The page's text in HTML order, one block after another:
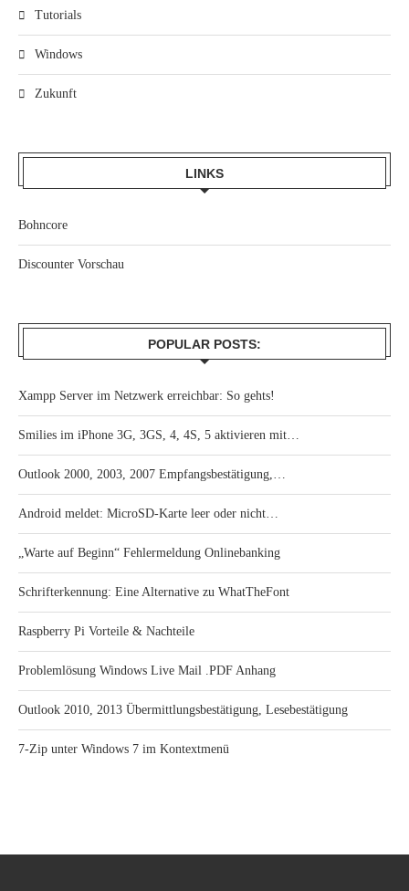
Tutorials
Windows
Zukunft
LINKS
Bohncore
Discounter Vorschau
POPULAR POSTS:
Xampp Server im Netzwerk erreichbar: So gehts!
Smilies im iPhone 3G, 3GS, 4, 4S, 5 aktivieren mit…
Outlook 2000, 2003, 2007 Empfangsbestätigung,…
Android meldet: MicroSD-Karte leer oder nicht…
„Warte auf Beginn“ Fehlermeldung Onlinebanking
Schrifterkennung: Eine Alternative zu WhatTheFont
Raspberry Pi Vorteile & Nachteile
Problemlösung Windows Live Mail .PDF Anhang
Outlook 2010, 2013 Übermittlungsbestätigung, Lesebestätigung
7-Zip unter Windows 7 im Kontextmenü